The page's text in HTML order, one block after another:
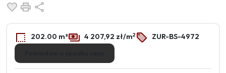
Dodaj do ulubionych
Drukuj
202.00 m² 4 207,92 zł/m2 ZUR-BS-4972